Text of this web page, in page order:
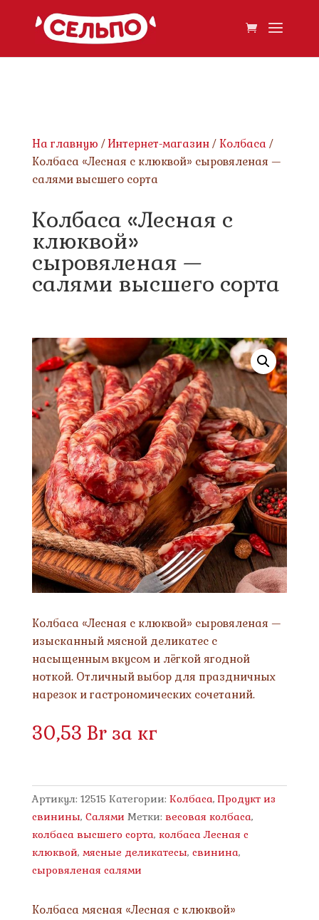
На главную /Интернет-магазин/ Колбаса/
Колбаса «Лесная с клюквой» сыровяленая —
салями высшего сорта
Колбаса «Лесная с
клюквой»
сыровяленая —
салями высшего сорта
Колбаса «Лесная с клюквой» сыровяленая —
изысканный мясной деликатес с
насыщенным вкусом и лёгкой ягодной
ноткой. Отличный выбор для праздничных
нарезок и гастрономических сочетаний.
30,53 Brза кг
Артикул: 12515 Категории: Колбаса, Продукт из
свинины, Салями Метки: весовая колбаса,
колбаса высшего сорта, колбаса Лесная с
клюквой, мясные деликатесы, свинина,
сыровяленая салями
Колбаса мясная «Лесная с клюквой»